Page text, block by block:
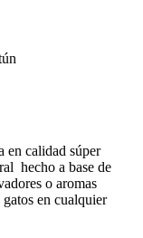
en calidad súper
hecho a base de
o aromas
en cualquier